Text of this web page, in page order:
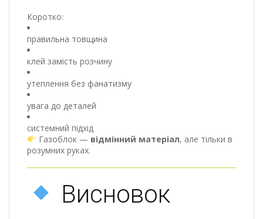
Коротко:
правильна товщина
клей замість розчину
утеплення без фанатизму
увага до деталей
системний підхід
Газоблок — відмінний матеріал, але тільки в
розумних руках.
Висновок